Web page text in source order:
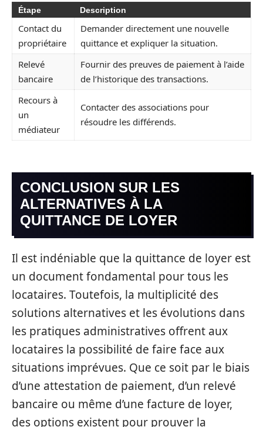
Étape Description
Contact du
propriétaire
Demander directement une nouvelle
quittance et expliquer la situation.
Relevé
bancaire
Fournir des preuves de paiement à l’aide
de l’historique des transactions.
Recours à
un
médiateur
Contacter des associations pour
résoudre les différends.
CONCLUSION SUR LES
ALTERNATIVES À LA
QUITTANCE DE LOYER
Il est indéniable que la quittance de loyer est
un document fondamental pour tous les
locataires. Toutefois, la multiplicité des
solutions alternatives et les évolutions dans
les pratiques administratives offrent aux
locataires la possibilité de faire face aux
situations imprévues. Que ce soit par le biais
d’une attestation de paiement, d’un relevé
bancaire ou même d’une facture de loyer,
des options existent pour prouver la